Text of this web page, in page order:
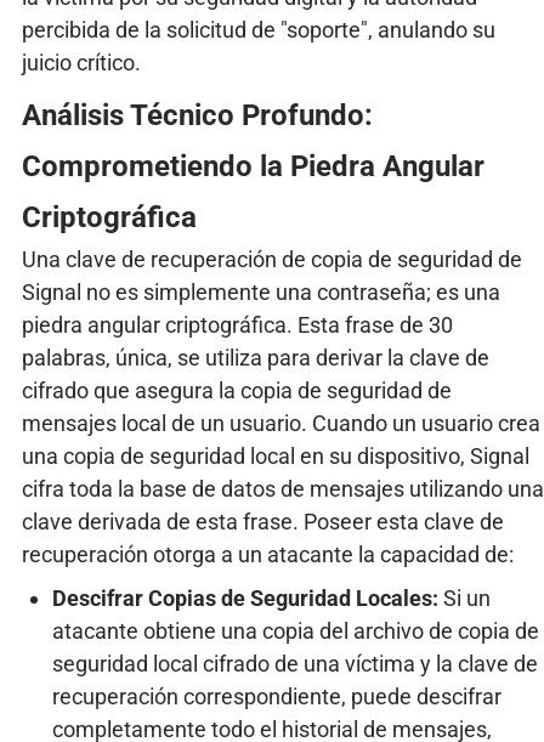
percibida de la solicitud de "soporte", anulando su
juicio crítico.
Análisis Técnico Profundo:
Comprometiendo la Piedra Angular
Criptográfica
Una clave de recuperación de copia de seguridad de
Signal no es simplemente una contraseña; es una
piedra angular criptográfica. Esta frase de 30
palabras, única, se utiliza para derivar la clave de
cifrado que asegura la copia de seguridad de
mensajes local de un usuario. Cuando un usuario crea
una copia de seguridad local en su dispositivo, Signal
cifra toda la base de datos de mensajes utilizando una
clave derivada de esta frase. Poseer esta clave de
recuperación otorga a un atacante la capacidad de:
Descifrar Copias de Seguridad Locales: Si un
atacante obtiene una copia del archivo de copia de
seguridad local cifrado de una víctima y la clave de
recuperación correspondiente, puede descifrar
completamente todo el historial de mensajes,